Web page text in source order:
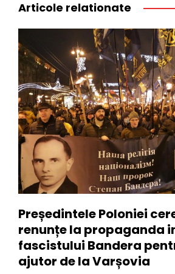
Articole relationate
Președintele Poloniei
renunțe la propaganda
fascistului Bandera
ajutor de la Varșovia